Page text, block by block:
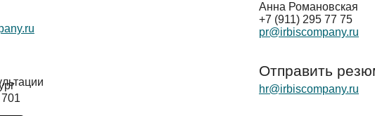
Анна Романовская
+7 (911) 295 77 75
pr@irbiscompany.ru
Отправить
hr@irbiscompany.ru